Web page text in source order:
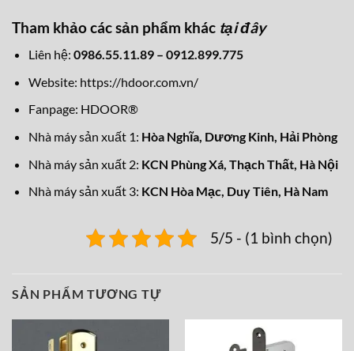
Tham khảo các sản phẩm khác tại đây
Liên hệ: 0986.55.11.89 – 0912.899.775
Website: https://hdoor.com.vn/
Fanpage: HDOOR®
Nhà máy sản xuất 1: Hòa Nghĩa, Dương Kinh, Hải Phòng
Nhà máy sản xuất 2: KCN Phùng Xá, Thạch Thất, Hà Nội
Nhà máy sản xuất 3: KCN Hòa Mạc, Duy Tiên, Hà Nam
5/5 - (1 bình chọn)
SẢN PHẨM TƯƠNG TỰ